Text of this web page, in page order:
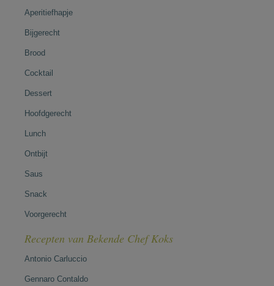
Aperitiefhapje
Bijgerecht
Brood
Cocktail
Dessert
Hoofdgerecht
Lunch
Ontbijt
Saus
Snack
Voorgerecht
Recepten van Bekende Chef Koks
Antonio Carluccio
Gennaro Contaldo